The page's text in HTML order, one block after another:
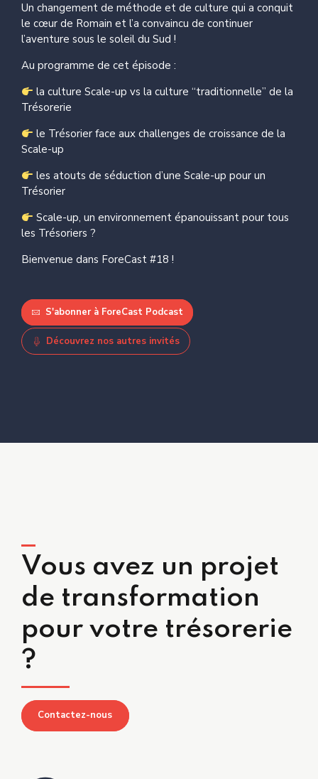
Un changement de méthode et de culture qui a conquit
le cœur de Romain et l’a convaincu de continuer
l’aventure sous le soleil du Sud !
Au programme de cet épisode :
la culture Scale-up vs la culture “traditionnelle” de la
Trésorerie
le Trésorier face aux challenges de croissance de la
Scale-up
les atouts de séduction d’une Scale-up pour un
Trésorier
Scale-up, un environnement épanouissant pour tous
les Trésoriers ?
Bienvenue dans ForeCast #18 !
S'abonner à ForeCast Podcast
Découvrez nos autres invités
Vous avez un projet
de transformation
pour votre trésorerie
?
Contactez-nous